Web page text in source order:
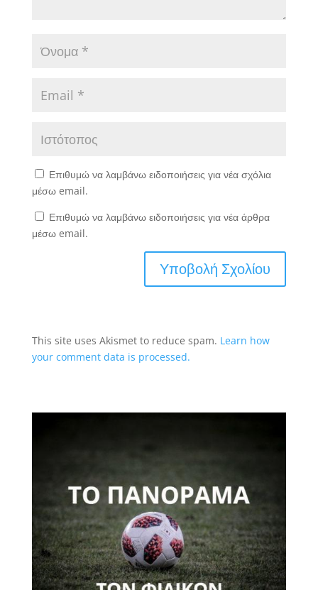
Επιθυμώ να λαμβάνω ειδοποιήσεις για νέα σχόλια
μέσω email.
Επιθυμώ να λαμβάνω ειδοποιήσεις για νέα άρθρα
μέσω email.
This site uses Akismet to reduce spam. Learn how
your comment data is processed.